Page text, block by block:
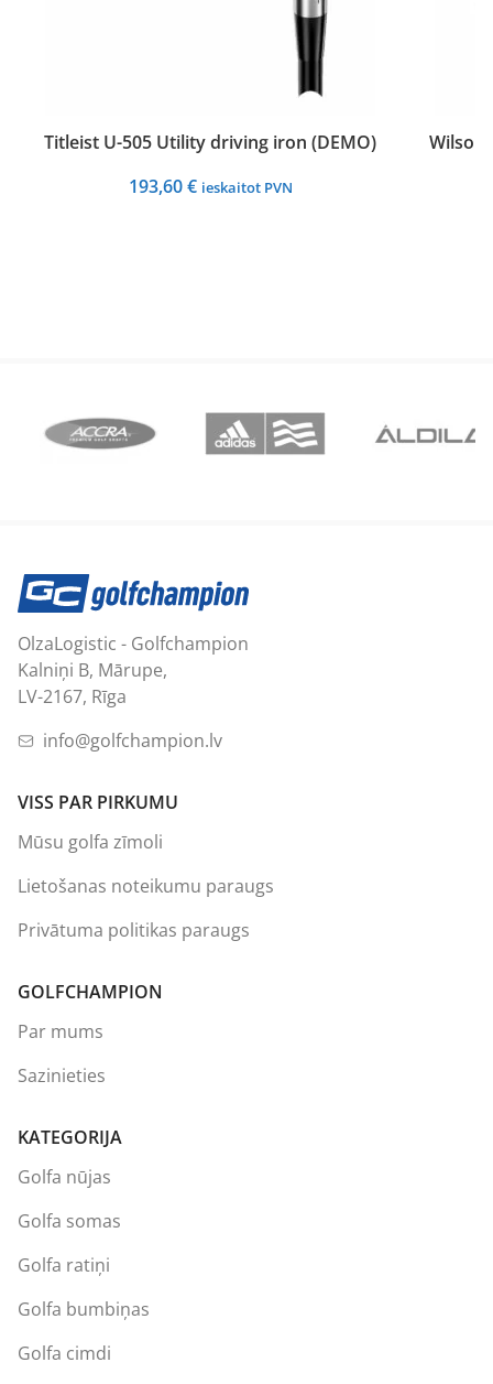
Titleist U-505 Utility driving iron (DEMO)
193,60€ ieskaitot PVN
Wilson
OlzaLogistic - Golfchampion
Kalniņi B, Mārupe,
LV-2167, Rīga
info@golfchampion.lv
VISS PAR PIRKUMU
Mūsu golfa zīmoli
Lietošanas noteikumu paraugs
Privātuma politikas paraugs
GOLFCHAMPION
Par mums
Sazinieties
KATEGORIJA
Golfa nūjas
Golfa somas
Golfa ratiņi
Golfa bumbiņas
Golfa cimdi